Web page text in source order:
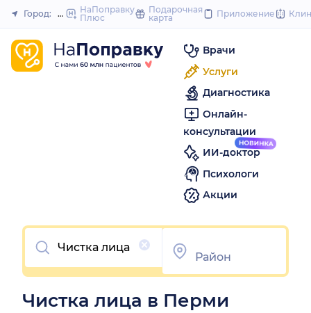
to
Закрыть
Город: ПермьНаПоправку
Плюс
Подарочная
карта
Приложение
Врачи
Услуги
Диагностика
Онлайн-
консультации
ИИ-доктор
Психологи
Акции
Очистить
Чистка лица в Перми